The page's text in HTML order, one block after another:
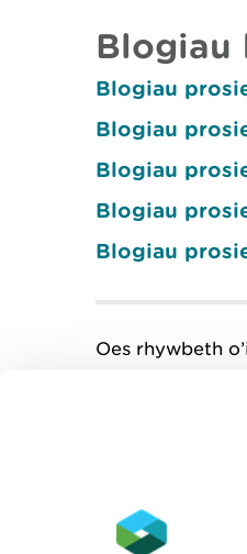
Blogiau
Blogiau
Blogiau
Blogiau
Blogiau
Blogiau
Oes rhywbeth